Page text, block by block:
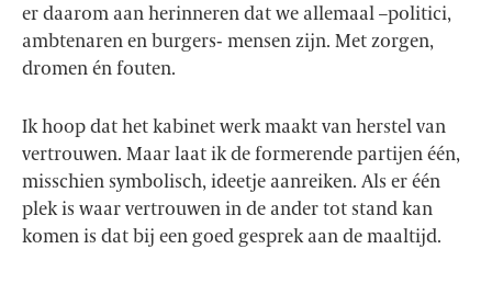
er daarom aan herinneren dat we allemaal –politici,
ambtenaren en burgers- mensen zijn. Met zorgen,
dromen én fouten.
Ik hoop dat het kabinet werk maakt van herstel van
vertrouwen. Maar laat ik de formerende partijen één,
misschien symbolisch, ideetje aanreiken. Als er één
plek is waar vertrouwen in de ander tot stand kan
komen is dat bij een goed gesprek aan de maaltijd.